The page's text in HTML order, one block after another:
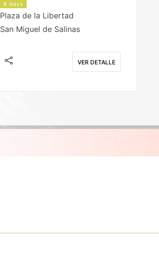
8 days
Plaza de la Libertad
San Miguel de Salinas
VER DETALLE